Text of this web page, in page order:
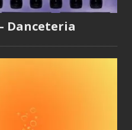
Danceteria